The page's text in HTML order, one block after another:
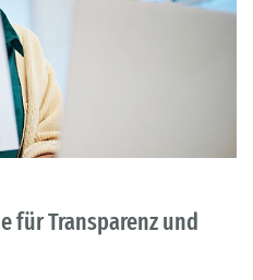
für Transparenz und